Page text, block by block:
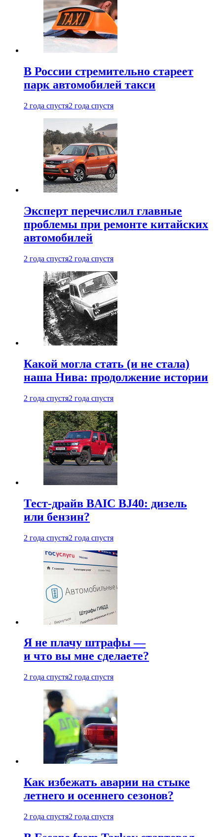
В России стремительно стареет
парк автомобилей такси
2 года спустя2 года спустя
Эксперт перечислил главные
проблемы при ремонте китайских
автомобилей
2 года спустя2 года спустя
Какой могла стать (и не стала)
наша Нива: продолжение истории
2 года спустя2 года спустя
Тест-драйв BAIC BJ40: дизель
или бензин?
2 года спустя2 года спустя
Я не плачу штрафы —
и что вы мне сделаете?
2 года спустя2 года спустя
Как избежать аварии на стыке
летнего и осеннего сезонов?
2 года спустя2 года спустя